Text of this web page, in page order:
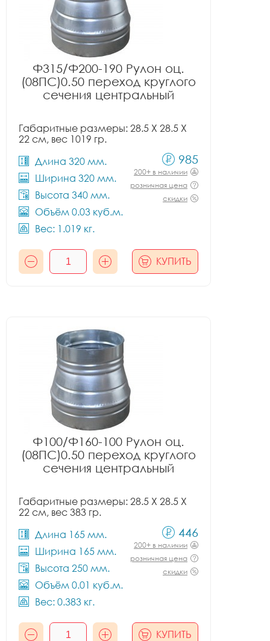
Ф315/Ф200-190 Рулон оц.
(08ПС)0.50 переход круглого
сечения центральный
Габаритные размеры: 28.5 X 28.5 X
22 см, вес 1019 гр.
Длина 320 мм.
Ширина 320 мм.
Высота 340 мм.
Объём 0.03 куб.м.
Вес: 1.019 кг.
985
200+ в наличии
розничная цена
скидки
КУПИТЬ
Ф100/Ф160-100 Рулон оц.
(08ПС)0.50 переход круглого
сечения центральный
Габаритные размеры: 28.5 X 28.5 X
22 см, вес 383 гр.
Длина 165 мм.
Ширина 165 мм.
Высота 250 мм.
Объём 0.01 куб.м.
Вес: 0.383 кг.
446
200+ в наличии
розничная цена
скидки
КУПИТЬ